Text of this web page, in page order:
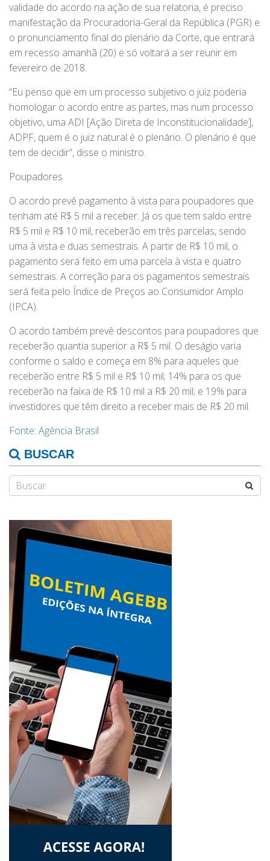
validade do acordo na ação de sua relatoria, é preciso
manifestação da Procuradoria-Geral da República (PGR) e
o pronunciamento final do plenário da Corte, que entrará
em recesso amanhã (20) e só voltará a ser reunir em
fevereiro de 2018.
“Eu penso que em um processo subjetivo o juiz poderia
homologar o acordo entre as partes, mas num processo
objetivo, uma ADI [Ação Direta de Inconstitucionalidade],
ADPF, quem é o juiz natural é o plenário. O plenário é que
tem de decidir”, disse o ministro.
Poupadores
O acordo prevê pagamento à vista para poupadores que
tenham até R$ 5 mil a receber. Já os que tem saldo entre
R$ 5 mil e R$ 10 mil, receberão em três parcelas, sendo
uma à vista e duas semestrais. A partir de R$ 10 mil, o
pagamento será feito em uma parcela à vista e quatro
semestrais. A correção para os pagamentos semestrais
será feita pelo Índice de Preços ao Consumidor Amplo
(IPCA).
O acordo também prevê descontos para poupadores que
receberão quantia superior a R$ 5 mil. O deságio varia
conforme o saldo e começa em 8% para aqueles que
receberão entre R$ 5 mil e R$ 10 mil; 14% para os que
receberão na faixa de R$ 10 mil a R$ 20 mil; e 19% para
investidores que têm direito a receber mais de R$ 20 mil.
Fonte: Agência Brasil
BUSCAR